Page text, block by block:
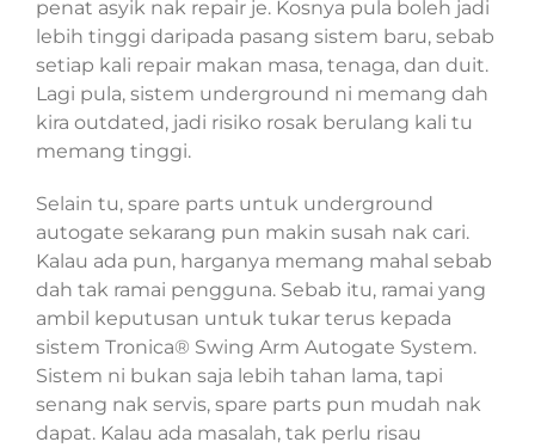
penat asyik nak repair je. Kosnya pula boleh jadi
lebih tinggi daripada pasang sistem baru, sebab
setiap kali repair makan masa, tenaga, dan duit.
Lagi pula, sistem underground ni memang dah
kira outdated, jadi risiko rosak berulang kali tu
memang tinggi.
Selain tu, spare parts untuk underground
autogate sekarang pun makin susah nak cari.
Kalau ada pun, harganya memang mahal sebab
dah tak ramai pengguna. Sebab itu, ramai yang
ambil keputusan untuk tukar terus kepada
sistem Tronica® Swing Arm Autogate System.
Sistem ni bukan saja lebih tahan lama, tapi
senang nak servis, spare parts pun mudah nak
dapat. Kalau ada masalah, tak perlu risau